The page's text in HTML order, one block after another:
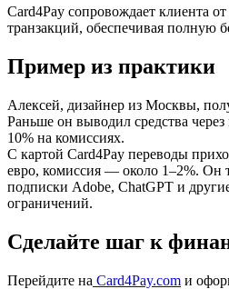
Card4Pay сопровождает клиента
транзакций, обеспечивая полную
Пример из практики
Алексей, дизайнер из Москвы,
Раньше он выводил средства
10% на комиссиях.
С картой Card4Pay переводы
евро, комиссия — около 1–2%. Он
подписки Adobe, ChatGPT и
ограничений.
Сделайте шаг к
Перейдите на Card4Pay.com и